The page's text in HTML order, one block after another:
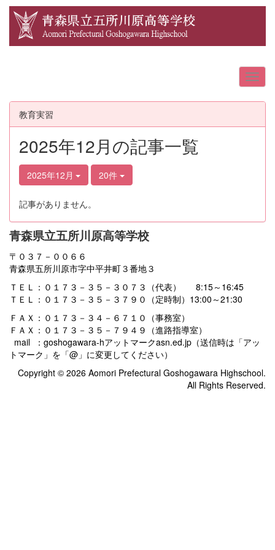
教育実習
2025年12月の記事一覧
2025年12月 20件
記事がありません。
青森県立五所川原高等学校
〒０３７－００６６
青森県五所川原市字中平井町３番地３
ＴＥＬ：０１７３－３５－３０７３（代表） 8:15～16:45
ＴＥＬ：０１７３－３５－３７９０（定時制）13:00～21:30
ＦＡＸ：０１７３－３４－６７１０（事務室）
ＦＡＸ：０１７３－３５－７９４９（進路指導室）
mail ：goshogawara-hアットマークasn.ed.jp（送信時は「アッ
トマーク」を「@」に変更してください）
Copyright © 2026 Aomori Prefectural Goshogawara Highschool.
All Rights Reserved.